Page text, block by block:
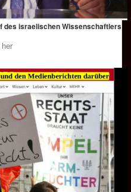
des israelischen Wissenschaftlers